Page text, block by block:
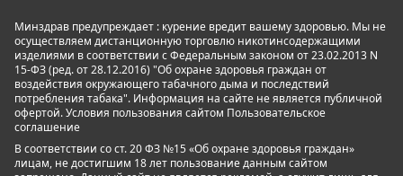
Минздрав предупреждает : курение вредит вашему здоровью. Мы не
осуществляем дистанционную торговлю никотинсодержащими
изделиями в соответствии с Федеральным законом от 23.02.2013 N
15-ФЗ (ред. от 28.12.2016) "Об охране здоровья граждан от
воздействия окружающего табачного дыма и последствий
потребления табака". Информация на сайте не является публичной
офертой. Условия пользования сайтом Пользовательское
соглашение
В соответствии со ст. 20 ФЗ №15 «Об охране здоровья граждан»
лицам, не достигшим 18 лет пользование данным сайтом